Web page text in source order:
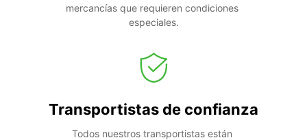
mercancías que requieren condiciones
especiales.
Transportistas de confianza
Todos nuestros transportistas están